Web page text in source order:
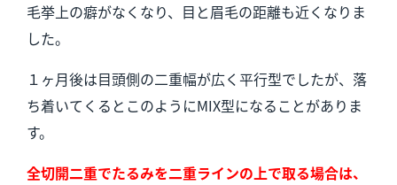
毛挙上の癖がなくなり、目と眉毛の距離も近くなりま
した。
１ヶ月後は目頭側の二重幅が広く平行型でしたが、落
ち着いてくるとこのようにMIX型になることがありま
す。
全切開二重でたるみを二重ラインの上で取る場合は、